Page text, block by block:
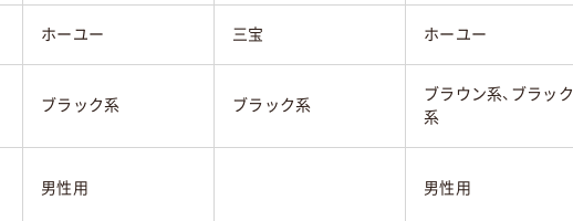
ホーユー 三宝 ホーユー
ブラック系 ブラック系
ブラウン系、ブラック
系
男性用 男性用